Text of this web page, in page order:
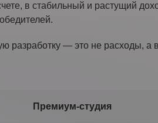
в стабильный и растущий
разработку — это не расходы, а
Премиум-студия